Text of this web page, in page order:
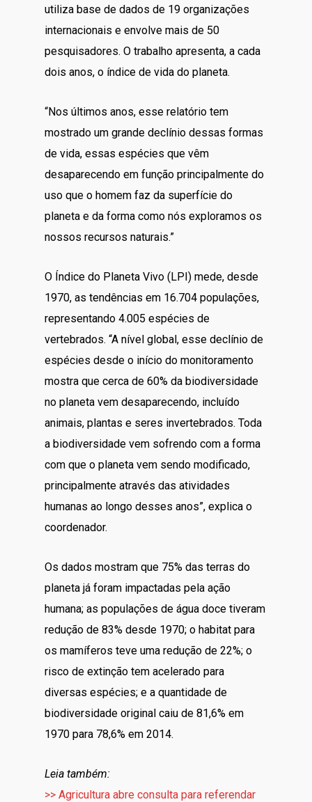
utiliza base de dados de 19 organizações
internacionais e envolve mais de 50
pesquisadores. O trabalho apresenta, a cada
dois anos, o índice de vida do planeta.
“Nos últimos anos, esse relatório tem
mostrado um grande declínio dessas formas
de vida, essas espécies que vêm
desaparecendo em função principalmente do
uso que o homem faz da superfície do
planeta e da forma como nós exploramos os
nossos recursos naturais.”
O Índice do Planeta Vivo (LPI) mede, desde
1970, as tendências em 16.704 populações,
representando 4.005 espécies de
vertebrados. “A nível global, esse declínio de
espécies desde o início do monitoramento
mostra que cerca de 60% da biodiversidade
no planeta vem desaparecendo, incluído
animais, plantas e seres invertebrados. Toda
a biodiversidade vem sofrendo com a forma
com que o planeta vem sendo modificado,
principalmente através das atividades
humanas ao longo desses anos”, explica o
coordenador.
Os dados mostram que 75% das terras do
planeta já foram impactadas pela ação
humana; as populações de água doce tiveram
redução de 83% desde 1970; o habitat para
os mamíferos teve uma redução de 22%; o
risco de extinção tem acelerado para
diversas espécies; e a quantidade de
biodiversidade original caiu de 81,6% em
1970 para 78,6% em 2014.
Leia também:
>> Agricultura abre consulta para referendar